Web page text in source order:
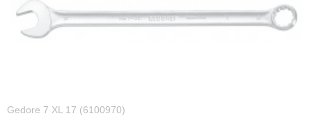
Gedore 7 XL 17 (6100970)